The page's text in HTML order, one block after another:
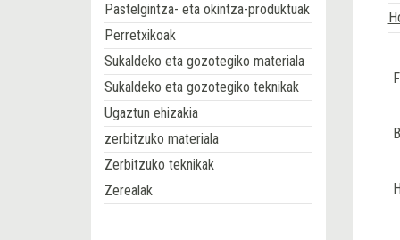
Pastelgintza- eta okintza-produktuak
Perretxikoak
Sukaldeko eta gozotegiko materiala
Sukaldeko eta gozotegiko teknikak
Ugaztun ehizakia
zerbitzuko materiala
Zerbitzuko teknikak
Zerealak